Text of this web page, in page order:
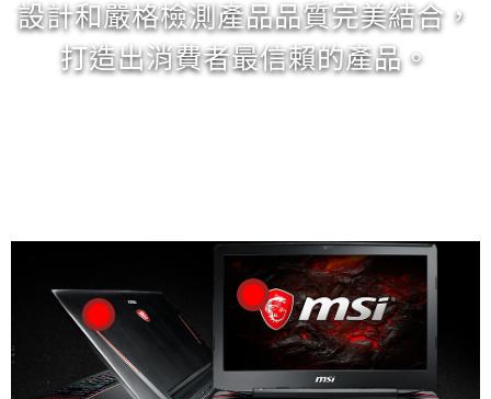
設計和嚴格檢測產品品質完美結合，
打造出消費者最信賴的產品。